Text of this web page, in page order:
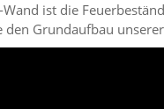
ist die
Grundaufbau